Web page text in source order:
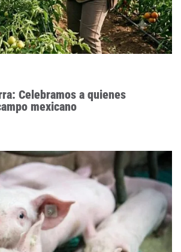
Celebramos a quienes
mexicano